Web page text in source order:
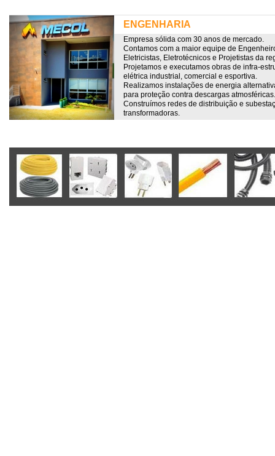
ENGENHARIA
Empresa sólida com 30 anos de mercado.
Contamos com a maior equipe de
Eletricistas, Eletrotécnicos e Projetistas da
Projetamos e executamos obras de infra-
elétrica industrial, comercial e esportiva.
Realizamos instalações de energia
para proteção contra descargas atmosféricas.
Construímos redes de distribuição e
transformadoras.